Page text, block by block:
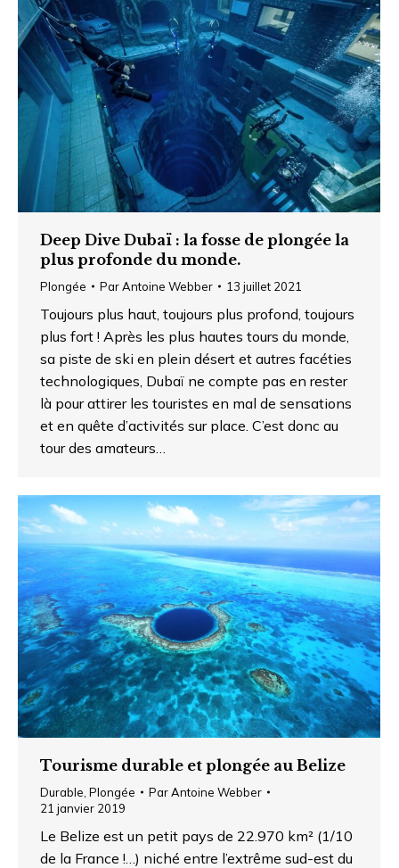
Deep Dive Dubaï : la fosse de plongée la
plus profonde du monde.
Plongée ParAntoine Webber 13 juillet 2021
Toujours plus haut, toujours plus profond, toujours
plus fort ! Après les plus hautes tours du monde,
sa piste de ski en plein désert et autres facéties
technologiques, Dubaï ne compte pas en rester
là pour attirer les touristes en mal de sensations
et en quête d’activités sur place. C’est donc au
tour des amateurs…
Tourisme durable et plongée au Belize
Durable Plongée ParAntoine Webber
21 janvier 2019
Le Belize est un petit pays de 22.970 km² (1/10
de la France !…) niché entre l’extrême sud-est du